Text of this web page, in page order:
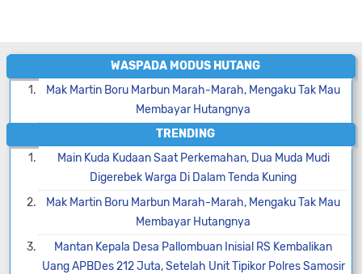
WASPADA MODUS HUTANG
Mak Martin Boru Marbun Marah-Marah, Mengaku Tak Mau
Membayar Hutangnya
TRENDING
Main Kuda Kudaan Saat Perkemahan, Dua Muda Mudi
Digerebek Warga Di Dalam Tenda Kuning
Mak Martin Boru Marbun Marah-Marah, Mengaku Tak Mau
Membayar Hutangnya
Mantan Kepala Desa Pallombuan Inisial RS Kembalikan
Uang APBDes 212 Juta, Setelah Unit Tipikor Polres Samosir